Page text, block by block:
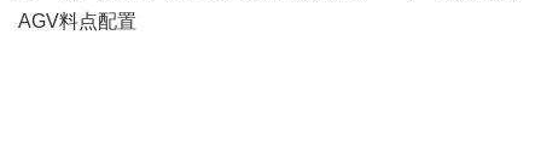
AGV料点配置